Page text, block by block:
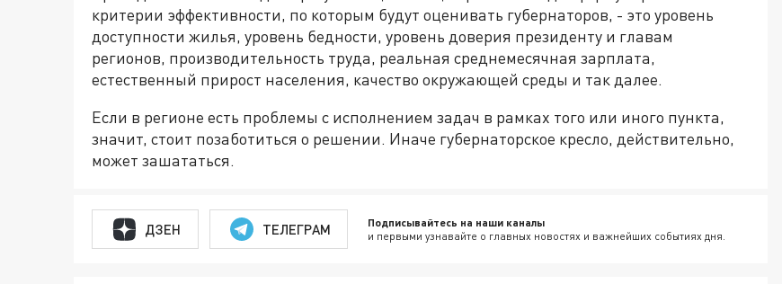
критерии эффективности, по которым будут оценивать губернаторов, - это уровень
доступности жилья, уровень бедности, уровень доверия президенту и главам
регионов, производительность труда, реальная среднемесячная зарплата,
естественный прирост населения, качество окружающей среды и так далее.
Если в регионе есть проблемы с исполнением задач в рамках того или иного пункта,
значит, стоит позаботиться о решении. Иначе губернаторское кресло, действительно,
может зашататься.
ДЗЕН ТЕЛЕГРАМ Подписывайтесь на наши каналы
и первыми узнавайте о главных новостях и важнейших событиях дня.